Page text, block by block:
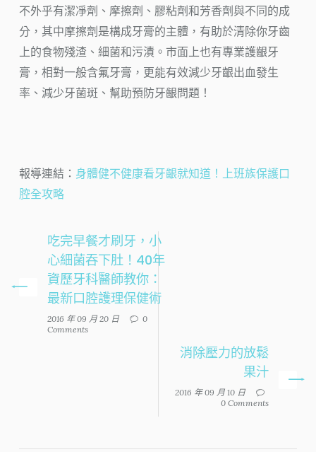
不外乎有潔凈劑、摩擦劑、膠粘劑和芳香劑與不同的成
分，其中摩擦劑是構成牙膏的主體，有助於清除你牙齒
上的食物殘渣、細菌和污漬。市面上也有專業護齦牙
膏，相對一般含氟牙膏，更能有效減少牙齦出血發生
率、減少牙菌斑、幫助預防牙齦問題！
報導連結： 身體健不健康看牙齦就知道！上班族保護口
腔全攻略
吃完早餐才刷牙，小
心細菌吞下肚！40年
資歷牙科醫師教你：
最新口腔護理保健術
2016 年 09 月 20 日
0
Comments
消除壓力的放鬆
果汁
2016 年 09 月 10 日
0 Comments